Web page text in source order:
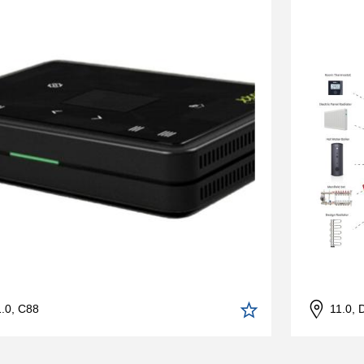
C88 11.0,